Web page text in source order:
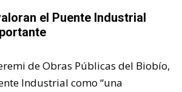
el Puente Industrial
de Obras Públicas del Biobío,
Industrial como “una